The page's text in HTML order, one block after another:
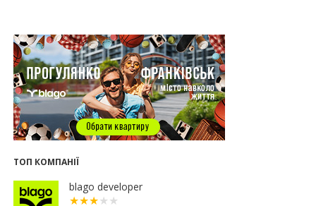
правила «єОселі» працюють на Прикарпатті
08.07.2026
14:00
Як поєднувати кольори в інтер’єрі: тренди 2026
року
12:38
Компанія співвласниці "Буковелю" викупить
землю в центрі Івано-Франківська
10:22
Прокуратура вимагає повернути 34 гектари
16:47
Дешевші, але недоступні: скільки коштує житло
ТОП КОМПАНІЇ
blago developer